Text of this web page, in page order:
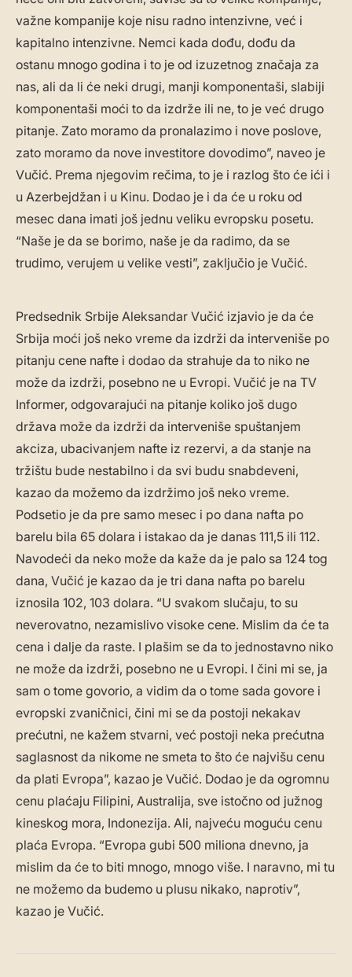
važne kompanije koje nisu radno intenzivne, već i
kapitalno intenzivne. Nemci kada dođu, dođu da
ostanu mnogo godina i to je od izuzetnog značaja za
nas, ali da li će neki drugi, manji komponentaši, slabiji
komponentaši moći to da izdrže ili ne, to je već drugo
pitanje. Zato moramo da pronalazimo i nove poslove,
zato moramo da nove investitore dovodimo”, naveo je
Vučić. Prema njegovim rečima, to je i razlog što će ići i
u Azerbejdžan i u Kinu. Dodao je i da će u roku od
mesec dana imati još jednu veliku evropsku posetu.
“Naše je da se borimo, naše je da radimo, da se
trudimo, verujem u velike vesti”, zaključio je Vučić.
Predsednik Srbije Aleksandar Vučić izjavio je da će
Srbija moći još neko vreme da izdrži da interveniše po
pitanju cene nafte i dodao da strahuje da to niko ne
može da izdrži, posebno ne u Evropi. Vučić je na TV
Informer, odgovarajući na pitanje koliko još dugo
država može da izdrži da interveniše spuštanjem
akciza, ubacivanjem nafte iz rezervi, a da stanje na
tržištu bude nestabilno i da svi budu snabdeveni,
kazao da možemo da izdržimo još neko vreme.
Podsetio je da pre samo mesec i po dana nafta po
barelu bila 65 dolara i istakao da je danas 111,5 ili 112.
Navodeći da neko može da kaže da je palo sa 124 tog
dana, Vučić je kazao da je tri dana nafta po barelu
iznosila 102, 103 dolara. “U svakom slučaju, to su
neverovatno, nezamislivo visoke cene. Mislim da će ta
cena i dalje da raste. I plašim se da to jednostavno niko
ne može da izdrži, posebno ne u Evropi. I čini mi se, ja
sam o tome govorio, a vidim da o tome sada govore i
evropski zvaničnici, čini mi se da postoji nekakav
prećutni, ne kažem stvarni, već postoji neka prećutna
saglasnost da nikome ne smeta to što će najvišu cenu
da plati Evropa”, kazao je Vučić. Dodao je da ogromnu
cenu plaćaju Filipini, Australija, sve istočno od južnog
kineskog mora, Indonezija. Ali, najveću moguću cenu
plaća Evropa. “Evropa gubi 500 miliona dnevno, ja
mislim da će to biti mnogo, mnogo više. I naravno, mi tu
ne možemo da budemo u plusu nikako, naprotiv”,
kazao je Vučić.